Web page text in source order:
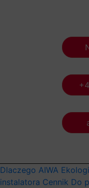
Dlaczego AIWA
instalatora Cennik Do